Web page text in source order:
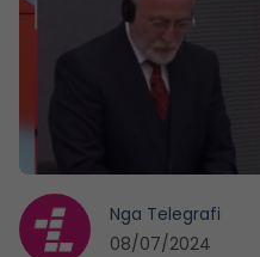
Nga Telegrafi
08/07/2024